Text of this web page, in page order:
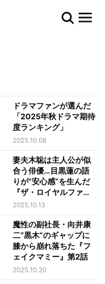
ドラマファンが選んだ
「2025年秋ドラマ期待
度ランキング」
2025.10.08
妻夫木聡は主人公が似
合う俳優…目黒蓮の語
りが“安心感”を生んだ
『ザ・ロイヤルファミ
リー』第1話
2025.10.13
魔性の副社長・向井康
二“黒木”のギャップに
膝から崩れ落ちた『フ
ェイクマミー』第2話
2025.10.20